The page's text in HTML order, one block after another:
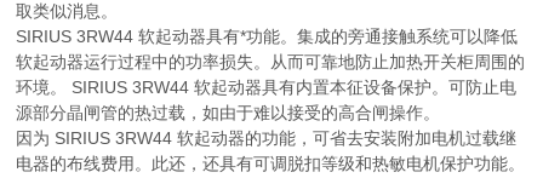
取类似消息。
SIRIUS 3RW44 软起动器具有*功能。集成的旁通接触系统可以降低
软起动器运行过程中的功率损失。从而可靠地防止加热开关柜周围的
环境。 SIRIUS 3RW44 软起动器具有内置本征设备保护。可防止电
源部分晶闸管的热过载，如由于难以接受的高合闸操作。
因为 SIRIUS 3RW44 软起动器的功能，可省去安装附加电机过载继
电器的布线费用。此还，还具有可调脱扣等级和热敏电机保护功能。